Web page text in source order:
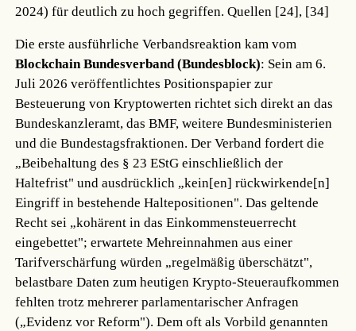
2024) für deutlich zu hoch gegriffen.Quellen [24], [34]
Die erste ausführliche Verbandsreaktion kam vom
Blockchain Bundesverband (Bundesblock): Sein am 6.
Juli 2026 veröffentlichtes Positionspapier zur
Besteuerung von Kryptowerten richtet sich direkt an das
Bundeskanzleramt, das BMF, weitere Bundesministerien
und die Bundestagsfraktionen. Der Verband fordert die
„Beibehaltung des § 23 EStG einschließlich der
Haltefrist" und ausdrücklich „kein[en] rückwirkende[n]
Eingriff in bestehende Haltepositionen". Das geltende
Recht sei „kohärent in das Einkommensteuerrecht
eingebettet"; erwartete Mehreinnahmen aus einer
Tarifverschärfung würden „regelmäßig überschätzt",
belastbare Daten zum heutigen Krypto-Steueraufkommen
fehlten trotz mehrerer parlamentarischer Anfragen
(„Evidenz vor Reform"). Dem oft als Vorbild genannten